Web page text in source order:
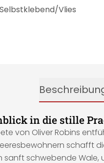
Vlies
in die stille
von Oliver Robins
schafft
sanft schwebende Wale,